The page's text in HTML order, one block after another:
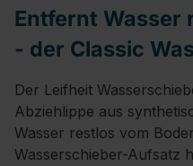
Entfernt Wasser
- der Classic
Der Leifheit
Abziehlippe aus
Wasser restlos vom
Wasserschieber-Aufsatz